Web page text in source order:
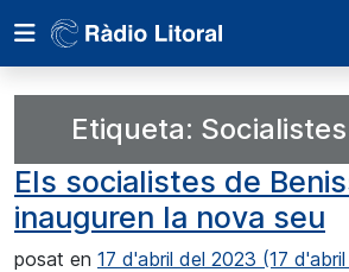
Etiqueta:
Els socialistes de
inauguren la nova seu
posat en 17 d'abril del 2023 (17